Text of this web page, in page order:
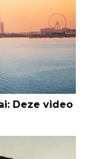
Deze video